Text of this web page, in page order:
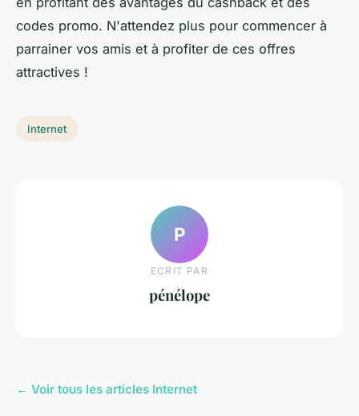
codes promo. N'attendez plus pour commencer à
parrainer vos amis et à profiter de ces offres
attractives !
Internet
P
ECRIT PAR
pénélope
← Voir tous les articles Internet